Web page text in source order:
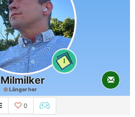
1
Milmilker
Länger her
0